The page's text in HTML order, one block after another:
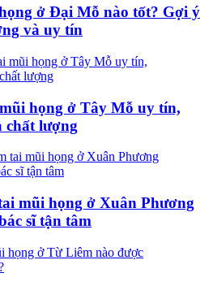
ở Đại Mỗ nào tốt? Gợi ý
và uy tín
họng ở Tây Mỗ uy tín,
chất lượng
mũi họng ở Xuân Phương
sĩ tận tâm